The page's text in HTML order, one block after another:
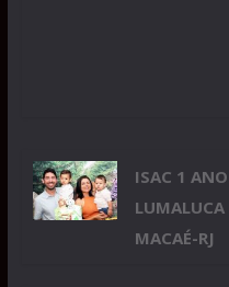
ISAC 1
LUMALUCA
MACAÉ-RJ